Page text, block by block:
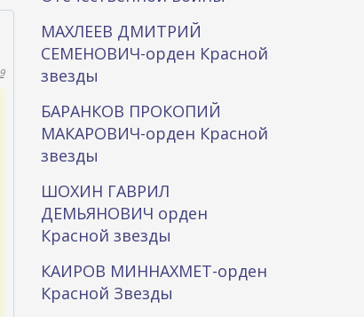
МАХЛЕЕВ ДМИТРИЙ
СЕМЕНОВИЧ-орден Красной
звезды
БАРАНКОВ ПРОКОПИЙ
МАКАРОВИЧ-орден Красной
звезды
ШОХИН ГАВРИЛ
ДЕМЬЯНОВИЧ орден
Красной звезды
КАИРОВ МИННАХМЕТ-орден
Красной Звезды